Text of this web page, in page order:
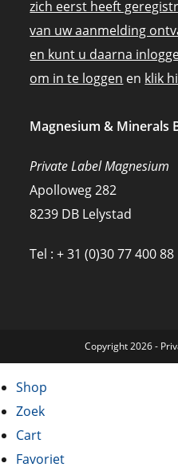
zich eerst heeft
van uw aanmelding
en kunt u daarna
om in te loggen en klik
Magnesium & Minerals
Private Label Magnesium
Apolloweg 282
8239 DB Lelystad
Tel : + 31 (0)30 77 400 88
Copyright 2026 -
Shop
Zoek
Cart
Favoriet